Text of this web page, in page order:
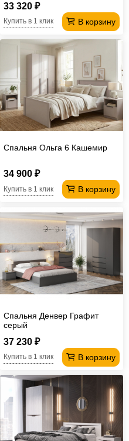
33 320 ₽
В корзину
Купить в 1 клик
Спальня Ольга 6 Кашемир
34 900 ₽
В корзину
Купить в 1 клик
Спальня Денвер Графит
серый
37 230 ₽
В корзину
Купить в 1 клик